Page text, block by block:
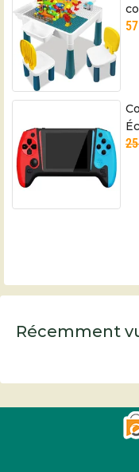
Récemment